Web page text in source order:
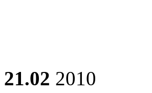
21.02 2010